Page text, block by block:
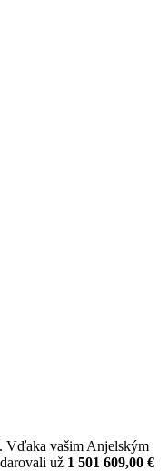
Vďaka vašim Anjelským
už 1 501 609,00 €